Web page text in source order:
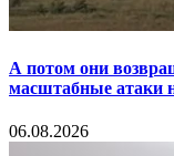
А потом они
масштабные атаки
06.08.2026